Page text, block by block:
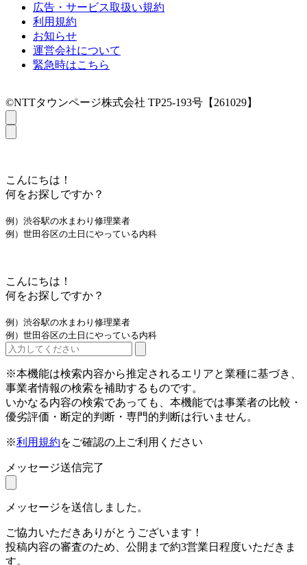
広告・サービス取扱い規約
利用規約
お知らせ
運営会社について
緊急時はこちら
©NTTタウンページ株式会社 TP25-193号【261029】
こんにちは！
何をお探しですか？
例）渋谷駅の水まわり修理業者
例）世田谷区の土日にやっている内科
こんにちは！
何をお探しですか？
例）渋谷駅の水まわり修理業者
例）世田谷区の土日にやっている内科
※本機能は検索内容から推定されるエリアと業種に基づき、
事業者情報の検索を補助するものです。
いかなる内容の検索であっても、本機能では事業者の比較・
優劣評価・断定的判断・専門的判断は行いません。
※利用規約をご確認の上ご利用ください
メッセージ送信完了
メッセージを送信しました。
ご協力いただきありがとうございます！
投稿内容の審査のため、公開まで約3営業日程度いただきま
す。